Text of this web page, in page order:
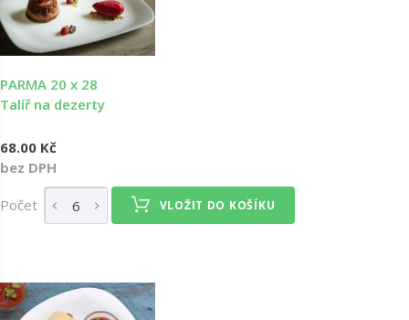
PARMA 20 x 28
Talíř na dezerty
68.00 Kč
bez DPH
Počet VLOŽIT DO KOŠÍKU